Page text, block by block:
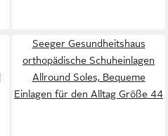
Seeger Gesundheitshaus
orthopädische Schuheinlagen
Allround Soles, Bequeme
Einlagen für den Alltag Größe 44